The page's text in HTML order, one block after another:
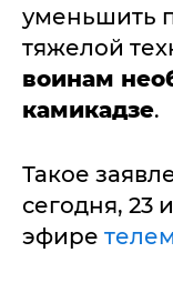
уменьшить
тяжелой
воинам
камикадзе.
Такое
сегодня, 23
эфире